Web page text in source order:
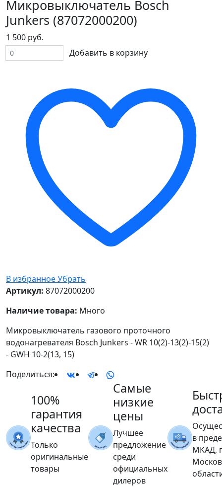
Микровыключатель Bosch
Junkers (87072000200)
1 500 руб.
Добавить в корзину
В избранноеУбрать
Артикул: 87072000200
Наличие товара: Много
Микровыключатель газового проточного
водонагревателя Bosch Junkers - WR 10(2)-13(2)-15(2)
- GWH 10-2(13, 15)
Поделиться:
100%
гарантия
качества
Только
оригинальные
товары
Самые
низкие
цены
Лучшее
предложение
среди
официальных
дилеров
в
МКАД,